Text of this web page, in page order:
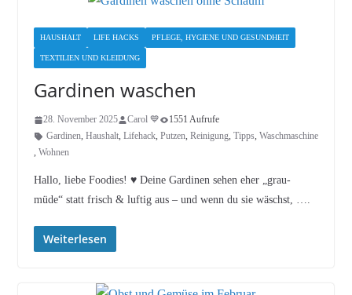
HAUSHALT LIFE HACKS PFLEGE, HYGIENE UND GESUNDHEIT
TEXTILIEN UND KLEIDUNG
Gardinen waschen
28. November 2025 Carol 💙
1551 Aufrufe
Gardinen, Haushalt, Lifehack, Putzen, Reinigung, Tipps, Waschmaschine
, Wohnen
Hallo, liebe Foodies! ♥︎ Deine Gardinen sehen eher „grau-
müde“ statt frisch & luftig aus – und wenn du sie wäschst, ….
Weiterlesen